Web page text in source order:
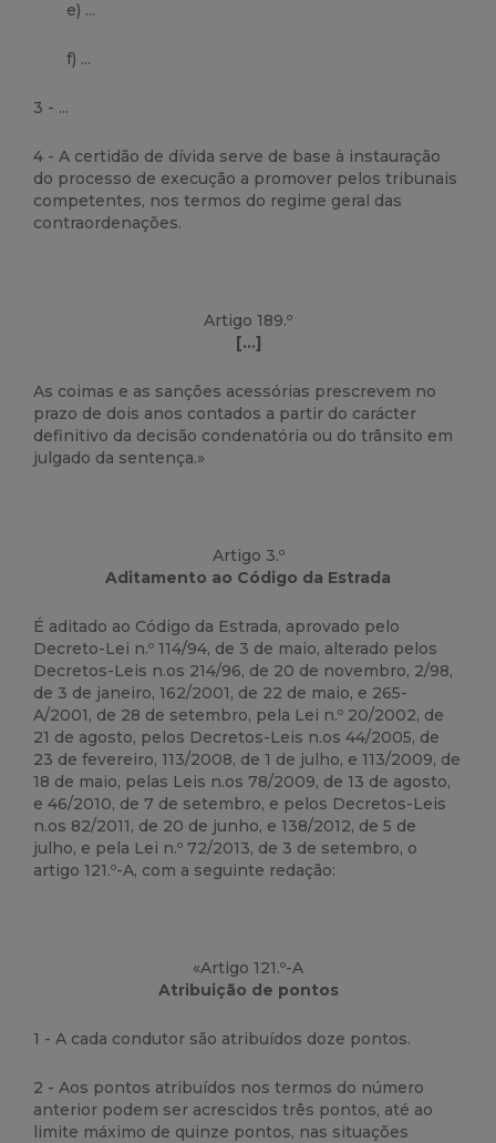
e) ...
f) ...
3 - ...
4 - A certidão de dívida serve de base à instauração
do processo de execução a promover pelos tribunais
competentes, nos termos do regime geral das
contraordenações.
Artigo 189.º
[...]
As coimas e as sanções acessórias prescrevem no
prazo de dois anos contados a partir do carácter
definitivo da decisão condenatória ou do trânsito em
julgado da sentença.»
Artigo 3.º
Aditamento ao Código da Estrada
É aditado ao Código da Estrada, aprovado pelo
Decreto-Lei n.º 114/94, de 3 de maio, alterado pelos
Decretos-Leis n.os 214/96, de 20 de novembro, 2/98,
de 3 de janeiro, 162/2001, de 22 de maio, e 265-
A/2001, de 28 de setembro, pela Lei n.º 20/2002, de
21 de agosto, pelos Decretos-Leis n.os 44/2005, de
23 de fevereiro, 113/2008, de 1 de julho, e 113/2009, de
18 de maio, pelas Leis n.os 78/2009, de 13 de agosto,
e 46/2010, de 7 de setembro, e pelos Decretos-Leis
n.os 82/2011, de 20 de junho, e 138/2012, de 5 de
julho, e pela Lei n.º 72/2013, de 3 de setembro, o
artigo 121.º-A, com a seguinte redação:
«Artigo 121.º-A
Atribuição de pontos
1 - A cada condutor são atribuídos doze pontos.
2 - Aos pontos atribuídos nos termos do número
anterior podem ser acrescidos três pontos, até ao
limite máximo de quinze pontos, nas situações